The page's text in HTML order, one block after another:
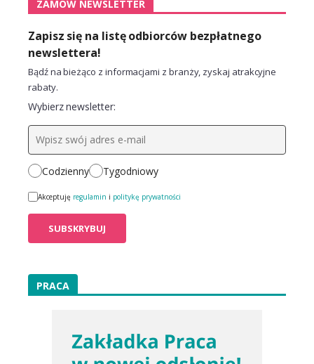
ZAMÓW NEWSLETTER
Zapisz się na listę odbiorców bezpłatnego
newslettera!
Bądź na bieżąco z informacjami z branży, zyskaj atrakcyjne
rabaty.
Wybierz newsletter:
Codzienny Tygodniowy
Akceptuję regulamin i politykę prywatności
PRACA